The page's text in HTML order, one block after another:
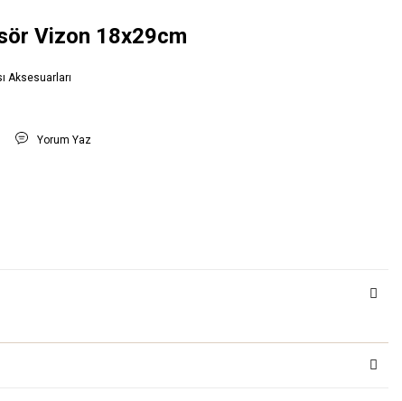
Vizon 18x29cm
Aksesuarları
Yorum Yaz